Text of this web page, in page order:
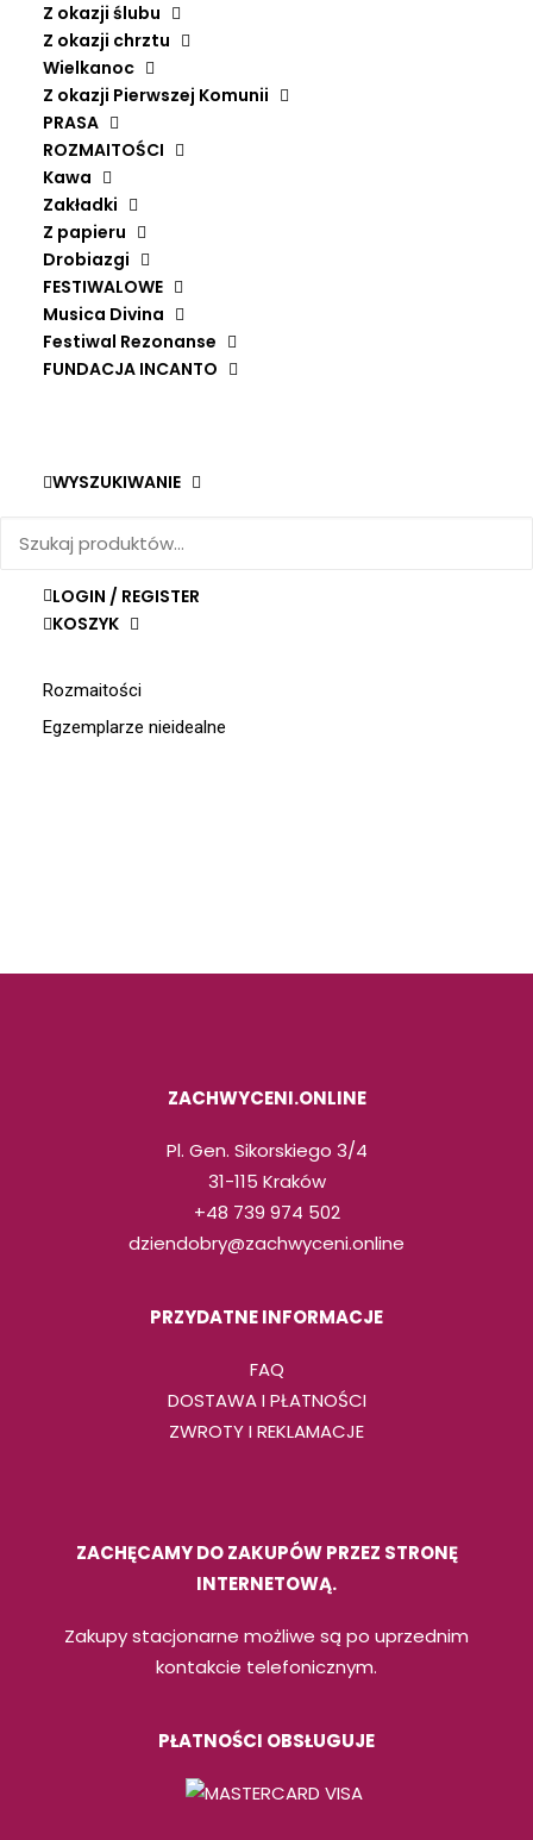
Z okazji ślubu
Z okazji chrztu
Wielkanoc
Z okazji Pierwszej Komunii
PRASA
ROZMAITOŚCI
Kawa
Zakładki
Z papieru
Drobiazgi
FESTIWALOWE
Musica Divina
Festiwal Rezonanse
FUNDACJA INCANTO
WYSZUKIWANIE
LOGIN / REGISTER
KOSZYK
Książki
Festiwalowe
Rozmaitości
Egzemplarze nieidealne
DODAJ DO KOSZYKA
KRZYSZTOF PAWLISZ, MARCEL PÉRÈS, SCHOLA CANTORUM
ZACHWYCENI.ONLINE
Pl. Gen. Sikorskiego 3/4
31-115 Kraków
+48 739 974 502
dziendobry@zachwyceni.online
PRZYDATNE INFORMACJE
FAQ
DOSTAWA I PŁATNOŚCI
ZWROTY I REKLAMACJE
ZACHĘCAMY DO ZAKUPÓW PRZEZ STRONĘ
INTERNETOWĄ.
Zakupy stacjonarne możliwe są po uprzednim
kontakcie telefonicznym.
PŁATNOŚCI OBSŁUGUJE